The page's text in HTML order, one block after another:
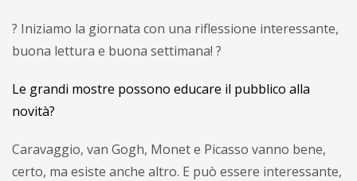
? Iniziamo la giornata con una riflessione interessante,
buona lettura e buona settimana! ?
Le grandi mostre possono educare il pubblico alla
novità?
Caravaggio, van Gogh, Monet e Picasso vanno bene,
certo, ma esiste anche altro. E può essere interessante,